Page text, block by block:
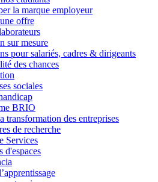
la marque employeur
offre
sur mesure
pour salariés, cadres & dirigeants
des chances
sociales
BRIO
transformation des entreprises
de recherche
Services
d'espaces